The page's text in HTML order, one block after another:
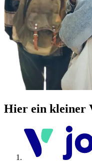
Hier ein kleiner